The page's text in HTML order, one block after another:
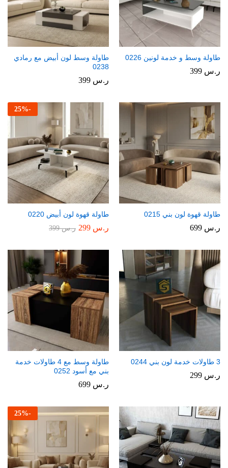
طاولة وسط و خدمة لونين 0226
ر.س
طاولة وسط لون أبيض مع رمادي
0238
ر.س
طاولة قهوة لون بني 0215
ر.س
-
25%
طاولة قهوة لون أبيض 0220
ر.س ر.س399
3 طاولات خدمة لون بني 0244
ر.س
طاولة وسط مع 4 طاولات خدمة
بني مع أسود 0252
ر.س
-
25%